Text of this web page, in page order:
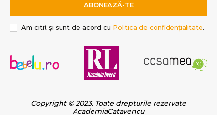
ABONEAZĂ-TE
Am citit și sunt de acord cu Politica de confidențialitate.
Copyright © 2023. Toate drepturile rezervate
AcademiaCatavencu